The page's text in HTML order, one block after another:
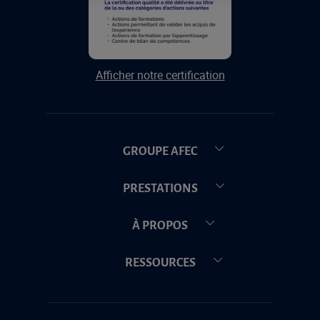
Afficher notre certification
GROUPE AFEC
PRESTATIONS
À PROPOS
RESSOURCES